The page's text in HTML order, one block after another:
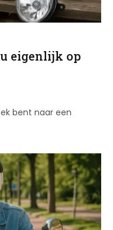
eigenlijk op
bent naar een